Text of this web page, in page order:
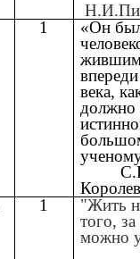
1
«Он
века,
должно
Королев
1
"Жить
того,
можно